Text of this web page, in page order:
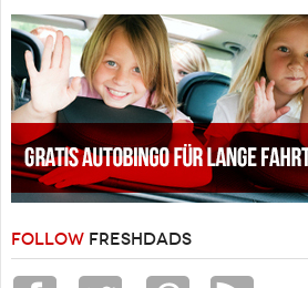
FOLLOW FRESHDADS